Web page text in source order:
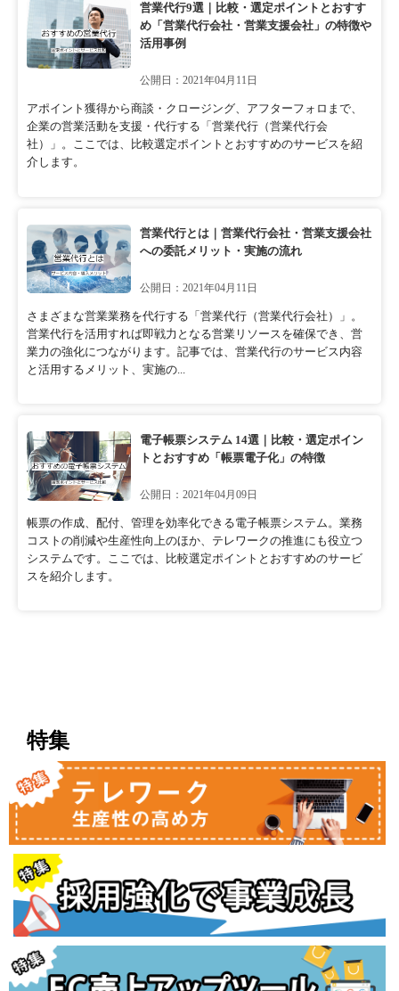
営業代行9選｜比較・選定ポイントとおすす
め「営業代行会社・営業支援会社」の特徴や
活用事例
公開日：2021年04月11日
アポイント獲得から商談・クロージング、アフターフォロまで、
企業の営業活動を支援・代行する「営業代行（営業代行会
社）」。ここでは、比較選定ポイントとおすすめのサービスを紹
介します。
営業代行とは｜営業代行会社・営業支援会社
への委託メリット・実施の流れ
公開日：2021年04月11日
さまざまな営業業務を代行する「営業代行（営業代行会社）」。
営業代行を活用すれば即戦力となる営業リソースを確保でき、営
業力の強化につながります。記事では、営業代行のサービス内容
と活用するメリット、実施の...
電子帳票システム 14選｜比較・選定ポイン
トとおすすめ「帳票電子化」の特徴
公開日：2021年04月09日
帳票の作成、配付、管理を効率化できる電子帳票システム。業務
コストの削減や生産性向上のほか、テレワークの推進にも役立つ
システムです。ここでは、比較選定ポイントとおすすめのサービ
スを紹介します。
特集